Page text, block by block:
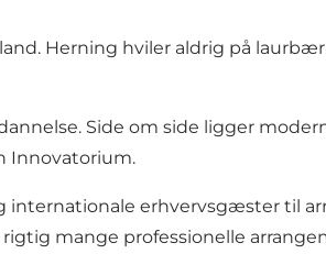
Herning hviler aldrig på
Side om side ligger
Innovatorium.
internationale erhvervsgæster til
mange professionelle